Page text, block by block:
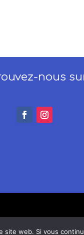
nous
web. Si vous